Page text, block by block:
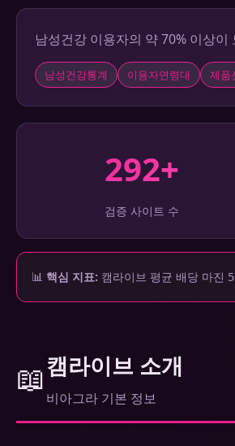
남성건강 이용자의 약 70% 이상
남성건강통계 이용자연령대 제품
292+
검증 사이트 수
📊 핵심 지표: 캠라이브 평균 배당 마진
📖캠라이브 소개
비아그라 기본 정보